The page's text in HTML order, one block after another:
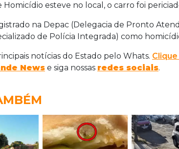
Homicídio esteve no local, o carro foi
na Depac (Delegacia de Pronto
de Polícia Integrada) como
notícias do Estado pelo Whats.
News e siga nossas redes sociais.